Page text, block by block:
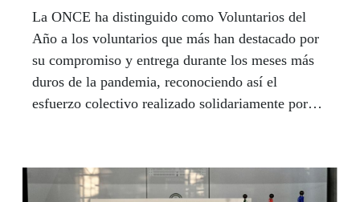
La ONCE ha distinguido como Voluntarios del
Año a los voluntarios que más han destacado por
su compromiso y entrega durante los meses más
duros de la pandemia, reconociendo así el
esfuerzo colectivo realizado solidariamente por
de Jerez y Algeciras, aprovecharon la celebración
del Día Internacional del Voluntariado para